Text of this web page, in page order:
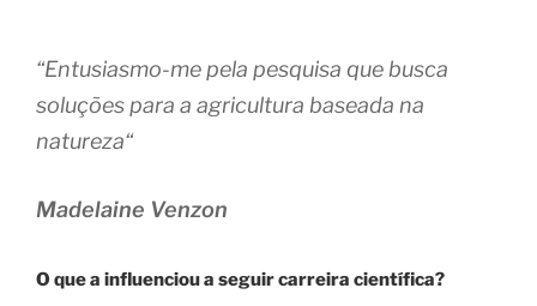
“Entusiasmo-me pela pesquisa que busca
soluções para a agricultura baseada na
natureza“
Madelaine Venzon
O que a influenciou a seguir carreira científica?